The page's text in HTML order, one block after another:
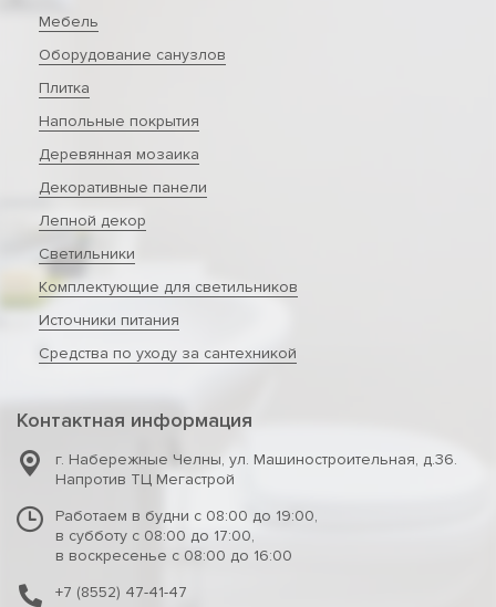
Мебель
Оборудование санузлов
Плитка
Напольные покрытия
Деревянная мозаика
Декоративные панели
Лепной декор
Светильники
Комплектующие для светильников
Источники питания
Средства по уходу за сантехникой
Контактная информация
г. Набережные Челны, ул. Машиностроительная, д.36.
Напротив ТЦ Мегастрой
Работаем в будни с 08:00 до 19:00,
в субботу с 08:00 до 17:00,
в воскресенье с 08:00 до 16:00
+7 (8552) 47-41-47